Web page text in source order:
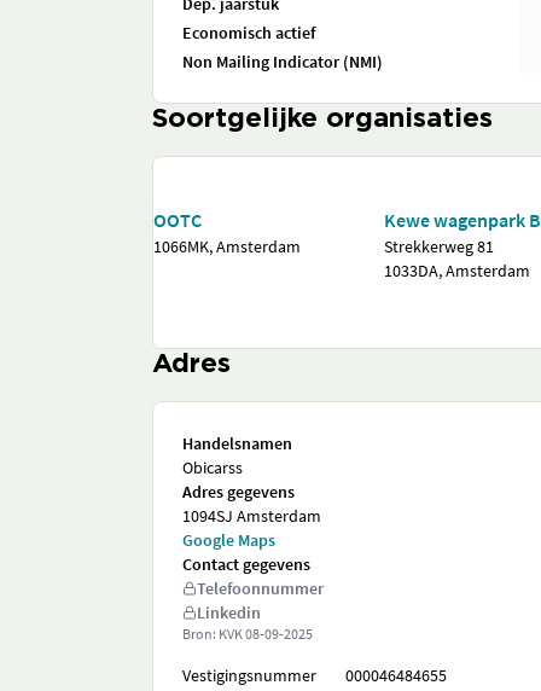
Economisch actief
Non Mailing Indicator (NMI)
Soortgelijke organisaties
OOTC
1066MK, Amsterdam
Kewe wagenpark
Strekkerweg 81
1033DA, Amsterdam
Adres
Handelsnamen
Obicarss
Adres gegevens
1094SJ Amsterdam
Google Maps
Contact gegevens
Telefoonnummer
Linkedin
Bron: KVK08-09-2025
Vestigingsnummer
000046484655